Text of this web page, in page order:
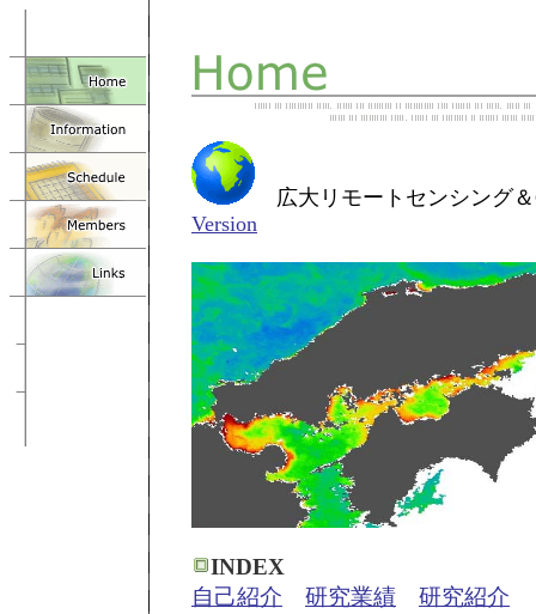
広大リモートセンシング
Version
INDEX
自己紹介
研究業績 研究紹介